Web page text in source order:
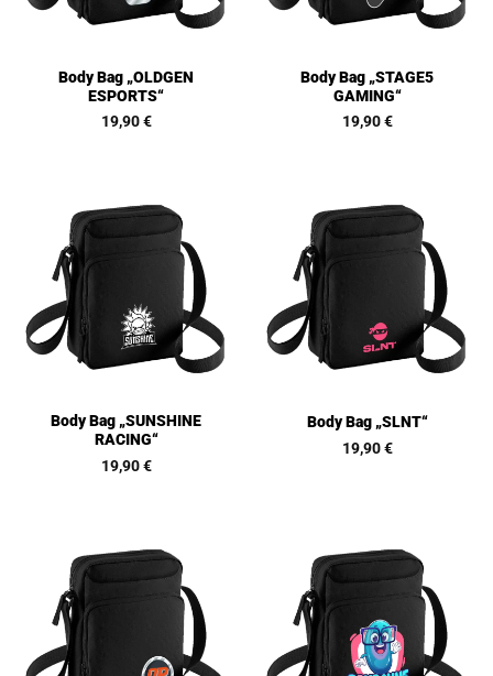
Body Bag „OLDGEN
ESPORTS“
19,90€
Body Bag „STAGE5
GAMING“
19,90€
Body Bag „SUNSHINE
RACING“
19,90€
Body Bag „SLNT“
19,90€